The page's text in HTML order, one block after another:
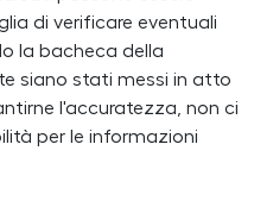
di verificare eventuali
la bacheca della
siano stati messi in atto
l'accuratezza, non ci
per le informazioni